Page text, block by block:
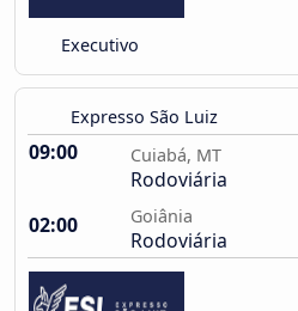
Executivo
Expresso São Luiz
09:00 Cuiabá, MT
Rodoviária
02:00
Goiânia
Rodoviária